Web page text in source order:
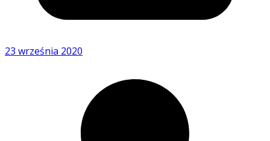
23 września 2020